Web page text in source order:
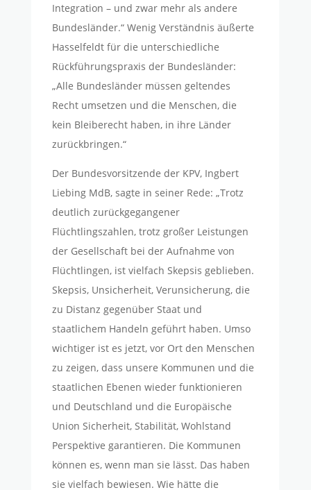
Integration – und zwar mehr als andere
Bundesländer.“ Wenig Verständnis äußerte
Hasselfeldt für die unterschiedliche
Rückführungspraxis der Bundesländer:
„Alle Bundesländer müssen geltendes
Recht umsetzen und die Menschen, die
kein Bleiberecht haben, in ihre Länder
zurückbringen.“
Der Bundesvorsitzende der KPV, Ingbert
Liebing MdB, sagte in seiner Rede: „Trotz
deutlich zurückgegangener
Flüchtlingszahlen, trotz großer Leistungen
der Gesellschaft bei der Aufnahme von
Flüchtlingen, ist vielfach Skepsis geblieben.
Skepsis, Unsicherheit, Verunsicherung, die
zu Distanz gegenüber Staat und
staatlichem Handeln geführt haben. Umso
wichtiger ist es jetzt, vor Ort den Menschen
zu zeigen, dass unsere Kommunen und die
staatlichen Ebenen wieder funktionieren
und Deutschland und die Europäische
Union Sicherheit, Stabilität, Wohlstand
Perspektive garantieren. Die Kommunen
können es, wenn man sie lässt. Das haben
sie vielfach bewiesen. Wie hätte die